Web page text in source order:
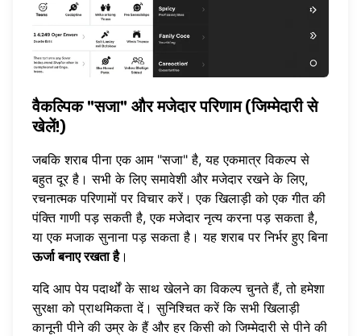
वैकल्पिक "सजा" और मजेदार परिणाम (जिम्मेदारी से
खेलें!)
जबकि शराब पीना एक आम "सजा" है, यह एकमात्र विकल्प से
बहुत दूर है। सभी के लिए समावेशी और मजेदार रखने के लिए,
रचनात्मक परिणामों पर विचार करें। एक खिलाड़ी को एक गीत की
पंक्ति गाणी पड़ सकती है, एक मजेदार नृत्य करना पड़ सकता है,
या एक मजाक सुनाना पड़ सकता है। यह शराब पर निर्भर हुए बिना
ऊर्जा बनाए रखता है।
यदि आप पेय पदार्थों के साथ खेलने का विकल्प चुनते हैं, तो हमेशा
सुरक्षा को प्राथमिकता दें। सुनिश्चित करें कि सभी खिलाड़ी
कानूनी पीने की उम्र के हैं और हर किसी को जिम्मेदारी से पीने की